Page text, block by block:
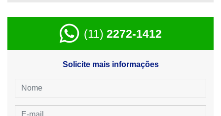
(11) 2272-1412
Solicite mais informações